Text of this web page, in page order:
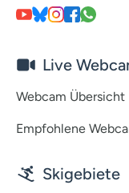
Live
Webcam Übersicht
Empfohlene
Skigebiete